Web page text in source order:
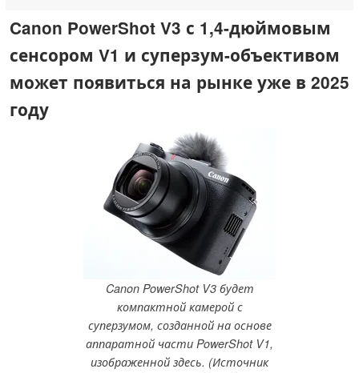
Canon PowerShot V3 с 1,4-дюймовым
сенсором V1 и суперзум-объективом
может появиться на рынке уже в 2025
году
Canon PowerShot V3 будет
компактной камерой с
суперзумом, созданной на основе
аппаратной части PowerShot V1,
изображенной здесь. (Источник